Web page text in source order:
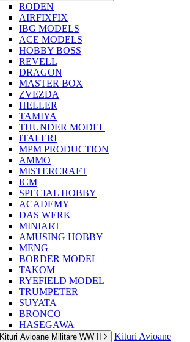
RODEN
AIRFIXFIX
IBG MODELS
ACE MODELS
HOBBY BOSS
REVELL
DRAGON
MASTER BOX
ZVEZDA
HELLER
TAMIYA
THUNDER MODEL
ITALERI
MPM PRODUCTION
AMMO
MISTERCRAFT
ICM
SPECIAL HOBBY
ACADEMY
DAS WERK
MINIART
AMUSING HOBBY
MENG
BORDER MODEL
TAKOM
RYEFIELD MODEL
TRUMPETER
SUYATA
BRONCO
HASEGAWA
Kituri Avioane Militare WW II
Kituri Avioane